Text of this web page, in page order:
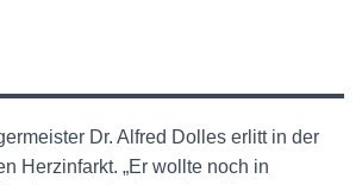
Dr. Alfred Dolles erlitt in der
Herzinfarkt. „Er wollte noch in